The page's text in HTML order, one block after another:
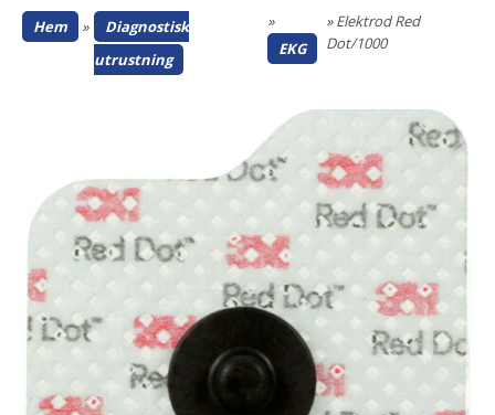
Hem »
Diagnostisk
utrustning
»
EKG
» Elektrod Red
Dot/1000